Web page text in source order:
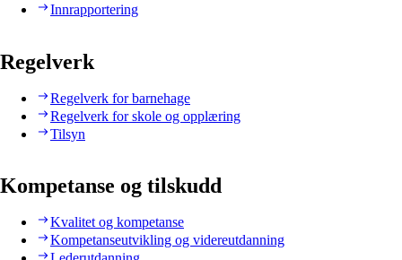
Innrapportering
Regelverk
Regelverk for barnehage
Regelverk for skole og opplæring
Tilsyn
Kompetanse og tilskudd
Kvalitet og kompetanse
Kompetanseutvikling og videreutdanning